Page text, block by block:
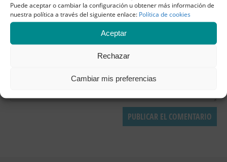
Puede aceptar o cambiar la configuración u obtener más información de
nuestra política a través del siguiente enlace: Política de cookies
Aceptar
Rechazar
Cambiar mis preferencias